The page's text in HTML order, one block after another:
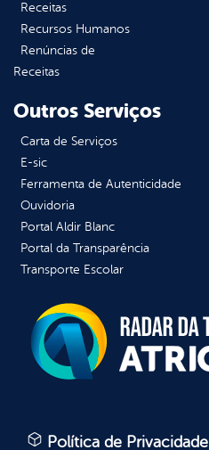
Receitas
Recursos Humanos
Renúncias de
Receitas
Outros Serviços
Carta de Serviços
E-sic
Ferramenta de Autenticidade
Ouvidoria
Portal Aldir Blanc
Portal da Transparência
Transporte Escolar
Política de Privacidade